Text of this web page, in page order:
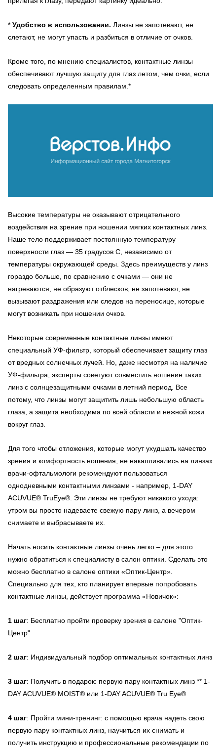
* Удобство в использовании. Линзы не запотевают, не
слетают, не могут упасть и разбиться в отличие от очков.
Кроме того, по мнению специалистов, контактные линзы
обеспечивают лучшую защиту для глаз летом, чем очки, если
следовать определенным правилам.*
Высокие температуры не оказывают отрицательного
воздействия на зрение при ношении мягких контактных линз.
Наше тело поддерживает постоянную температуру
поверхности глаз — 35 градусов C, независимо от
температуры окружающей среды. Здесь преимуществ у линз
гораздо больше, по сравнению с очками — они не
нагреваются, не образуют отблесков, не запотевают, не
вызывают раздражения или следов на переносице, которые
могут возникать при ношении очков.
Некоторые современные контактные линзы имеют
специальный УФ-фильтр, который обеспечивает защиту глаз
от вредных солнечных лучей. Но, даже несмотря на наличие
УФ-фильтра, эксперты советуют совместить ношение таких
линз с солнцезащитными очками в летний период. Все
потому, что линзы могут защитить лишь небольшую область
глаза, а защита необходима по всей области и нежной кожи
вокруг глаз.
Для того чтобы отложения, которые могут ухудшать качество
зрения и комфортность ношения, не накапливались на линзах
врачи-офтальмологи рекомендуют пользоваться
однодневными контактными линзами - например, 1-DAY
ACUVUE® TruEye®. Эти линзы не требуют никакого ухода:
утром вы просто надеваете свежую пару линз, а вечером
снимаете и выбрасываете их.
Начать носить контактные линзы очень легко – для этого
нужно обратиться к специалисту в салон оптики. Сделать это
можно бесплатно в салоне оптики «Оптик-Центр».
Специально для тех, кто планирует впервые попробовать
контактные линзы, действует программа «Новичок»:
1 шаг: Бесплатно пройти проверку зрения в салоне "Оптик-
Центр"
2 шаг: Индивидуальный подбор оптимальных контактных линз
3 шаг: Получить в подарок: первую пару контактных линз ** 1-
DAY ACUVUE® MOIST® или 1-DAY ACUVUE® Tru Eye®
4 шаг: Пройти мини-тренинг: с помощью врача надеть свою
первую пару контактных линз, научиться их снимать и
получить инструкцию и профессиональные рекомендации по